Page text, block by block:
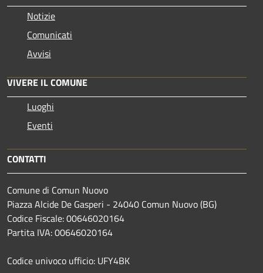
Notizie
Comunicati
Avvisi
VIVERE IL COMUNE
Luoghi
Eventi
CONTATTI
Comune di Comun Nuovo
Piazza Alcide De Gasperi - 24040 Comun Nuovo (BG)
Codice Fiscale: 00646020164
Partita IVA: 00646020164
Codice univoco ufficio: UFY4BK